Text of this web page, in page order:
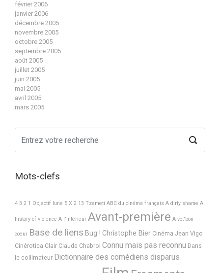
février 2006
janvier 2006
décembre 2005
novembre 2005
octobre 2005
septembre 2005
août 2005
juillet 2005
juin 2005
mai 2005
avril 2005
mars 2005
Mots-clefs
4 3 2 1 Objectif lune 5 X 2 13 Tzameti ABC du cinéma français A dirty shame A
history of violence A l'intérieur Avant-première A vot'bon
coeur Base de liens Bug ! Christophe Bier Cinéma Jean Vigo
Cinérotica Clair Claude Chabrol Connu mais pas reconnu Dans
le collimateur Dictionnaire des comédiens disparus